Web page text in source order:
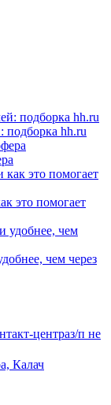
подборка hh.ru
это помогает
чем через
центраз/п не
Калач